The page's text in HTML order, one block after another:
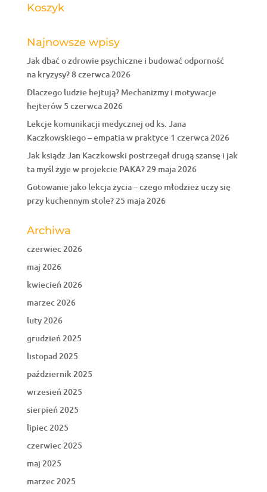
Koszyk
Najnowsze wpisy
Jak dbać o zdrowie psychiczne i budować odporność
na kryzysy?8 czerwca 2026
Dlaczego ludzie hejtują? Mechanizmy i motywacje
hejterów 5 czerwca 2026
Lekcje komunikacji medycznej od ks. Jana
Kaczkowskiego – empatia w praktyce 1 czerwca 2026
Jak ksiądz Jan Kaczkowski postrzegał drugą szansę i jak
ta myśl żyje w projekcie PAKA? 29 maja 2026
Gotowanie jako lekcja życia – czego młodzież uczy się
przy kuchennym stole? 25 maja 2026
Archiwa
czerwiec 2026
maj 2026
kwiecień 2026
marzec 2026
luty 2026
grudzień 2025
listopad 2025
październik 2025
wrzesień 2025
sierpień 2025
lipiec 2025
czerwiec 2025
maj 2025
marzec 2025